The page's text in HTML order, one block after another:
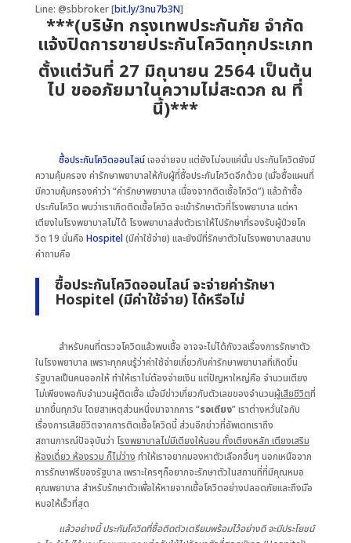
Line: @sbbroker [bit.ly/3nu7b3N]
***(บริษัท กรุงเทพประกันภัย จำกัด
แจ้งปิดการขายประกันโควิดทุกประเภท
ตั้งแต่วันที่ 27 มิถุนายน 2564 เป็นต้น
ไป ขออภัยมาในความไม่สะดวก ณ ที่
นี้)***
ซื้อประกันโควิดออนไลน์เจอจ่ายจบ แต่ยังไม่จบแค่นั้น ประกันโควิดยังมี
ความคุ้มครอง ค่ารักษาพยาบาลให้กับผู้ที่ซื้อประกันโควิดอีกด้วย (เมื่อซื้อแผนที่
มีความคุ้มครองคำว่า “ค่ารักษาพยาบาล เนื่องจากติดเชื้อโควิด”) แล้วถ้าซื้อ
ประกันโควิด พบว่าเราเกิดติดเชื้อโควิด จะเข้ารักษาตัวที่โรงพยาบาล แต่หา
เตียงในโรงพยาบาลไม่ได้ โรงพยาบาลส่งตัวเราให้ไปรักษาที่รองรับผู้ป่วยโค
วิด 19 นั่นคือ Hospitel (มีค่าใช้จ่าย) และยังมีที่รักษาตัวในโรงพยาบาลสนาม
คำถามคือ
ซื้อประกันโควิดออนไลน์ จะจ่ายค่ารักษา
Hospitel (มีค่าใช้จ่าย) ได้หรือไม่
สำหรับคนที่ตรวจโควิดแล้วพบเชื้อ อาจจะไม่ได้กังวลเรื่องการรักษาตัว
ในโรงพยาบาล เพราะทุกคนรู้ว่าค่าใช้จ่ายเกี่ยวกับค่ารักษาพยาบาลที่เกิดขึ้น
รัฐบาลเป็นคนออกให้ ทำให้เราไม่ต้องจ่ายเงิน แต่ปัญหาใหญ่คือ จำนวนเตียง
ไม่เพียงพอกับจำนวนผู้ติดเชื้อ เมื่อมีข่าวเกี่ยวกับตัวเลขของจำนวนผู้เสียชีวิตที่
มากขึ้นทุกวัน โดยสาเหตุส่วนหนึ่งมาจากการ “รอเตียง” เราต่างหวั่นใจกับ
เรื่องการเสียชีวิตจากการติดเชื้อโควิดนี้ ส่วนอีกข่าวที่อัพเดทเราถึง
สถานการณ์ปัจจุบันว่า โรงพยาบาลไม่มีเตียงให้นอน ทั้งเตียงหลัก เตียงเสริม
ห้องเดี่ยว ห้องรวม ก็ไม่ว่าง ทำให้เราอยากมองหาตัวเลือกอื่นๆ นอกเหนือจาก
การรักษาฟรีของรัฐบาล เพราะใครๆก็อยากจะรักษาตัวในสถานที่ที่มีคุณหมอ
คุณพยาบาล สำหรับรักษาตัวเพื่อให้หายจากเชื้อโควิดอย่างปลอดภัยและถึงมือ
หมอให้เร็วที่สุด
แล้วอย่างนี้ ประกันโควิดที่ซื้อติดตัวเตรียมพร้อมไว้อย่างดี จะมีประโยชน์